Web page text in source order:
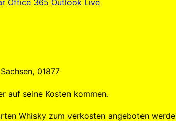
01877
auf seine Kosten kommen.
Whisky zum verkosten angeboten